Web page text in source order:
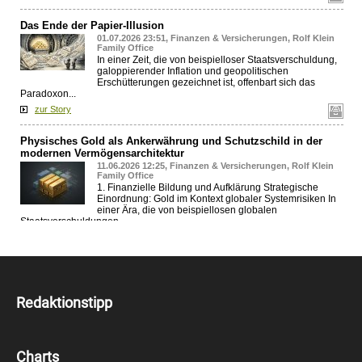
Redaktionstipp
Charts